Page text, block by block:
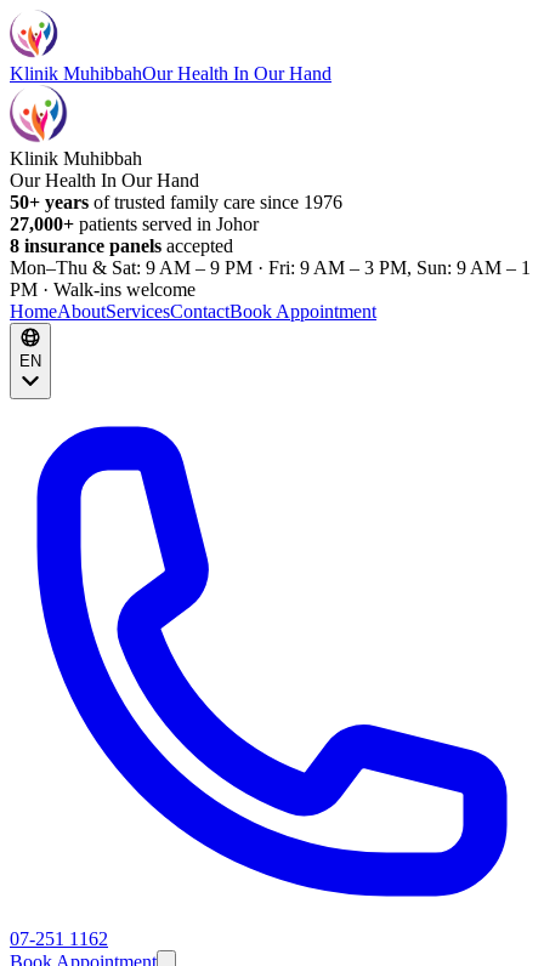
Klinik MuhibbahOur Health In Our Hand
Klinik Muhibbah
Our Health In Our Hand
50+ years of trusted family care since 1976
27,000+ patients served in Johor
8 insurance panels accepted
Mon–Thu & Sat: 9 AM – 9 PM · Fri: 9 AM – 3 PM, Sun: 9 AM – 1
PM · Walk-ins welcome
HomeAboutServicesContactBook Appointment
EN
07-251 1162
Book Appointment